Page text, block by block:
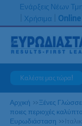
Μετάβαση
περιεχόμενο
Ενάρξεις Νέων
Χρήσιμα
Καλέστε μας τώρα!
Αρχική »Ξένες
ποιες περιοχές
Ευρωδιάσταση »